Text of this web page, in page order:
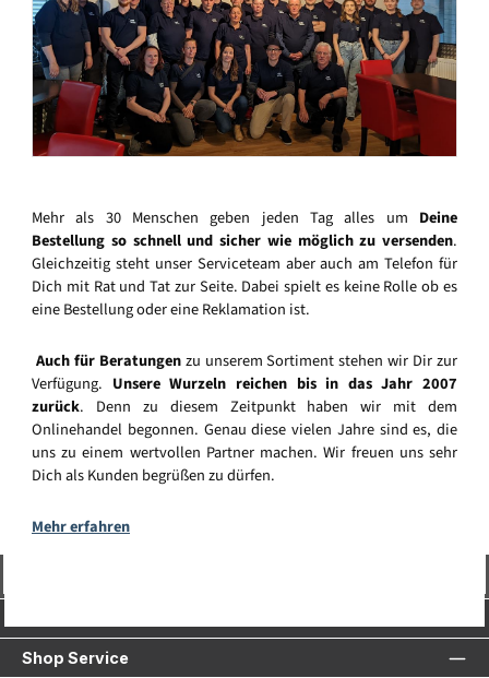
Mehr als 30 Menschen geben jeden Tag alles um Deine
Bestellung so schnell und sicher wie möglich zu versenden.
Gleichzeitig steht unser Serviceteam aber auch am Telefon für
Dich mit Rat und Tat zur Seite. Dabei spielt es keine Rolle ob es
eine Bestellung oder eine Reklamation ist.
Auch für Beratungenzu unserem Sortiment stehen wir Dir zur
Verfügung. Unsere Wurzeln reichen bis in das Jahr 2007
zurück. Denn zu diesem Zeitpunkt haben wir mit dem
Onlinehandel begonnen. Genau diese vielen Jahre sind es, die
uns zu einem wertvollen Partner machen. Wir freuen uns sehr
Dich als Kunden begrüßen zu dürfen.
Mehr erfahren
Shop Service